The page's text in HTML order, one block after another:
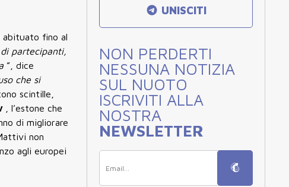
abituato fino al
partecipanti,
”, dice
che si
scintille,
, l’estone che
di migliorare
non
agli europei
UNISCITI
NON PERDERTI
NESSUNA NOTIZIA
SUL NUOTO
ISCRIVITI ALLA
NOSTRA
NEWSLETTER